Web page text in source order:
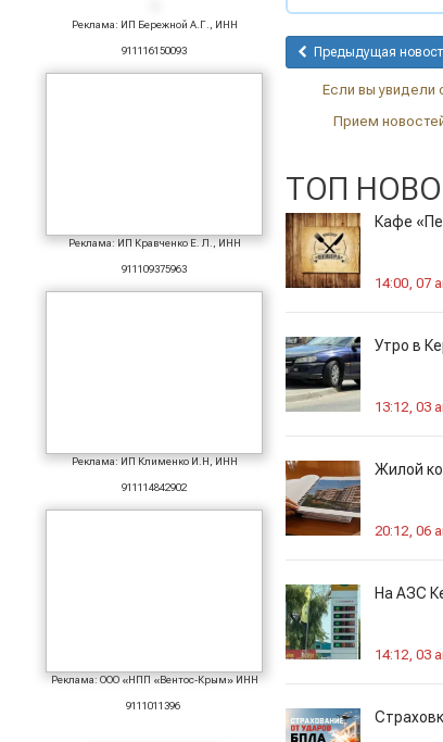
Реклама: ИП Бережной А.Г., ИНН
911116150093
Реклама: ИП Кравченко Е. Л., ИНН
911109375963
Реклама: ИП Клименко И.Н, ИНН
911114842902
Реклама: ООО «НПП «Вентос-Крым» ИНН
9111011396
Предыдущая
Если вы увидели
Прием
ТОП
Кафе
14:00, 07
Утро в
13:12, 03
Жилой
20:12, 06
На АЗС
14:12, 03